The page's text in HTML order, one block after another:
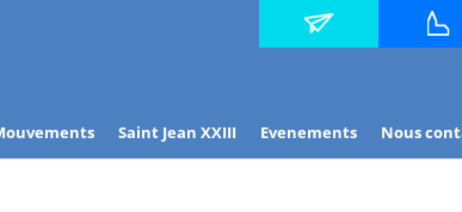
Contact
Saint Jean XXIII Evenements Nous